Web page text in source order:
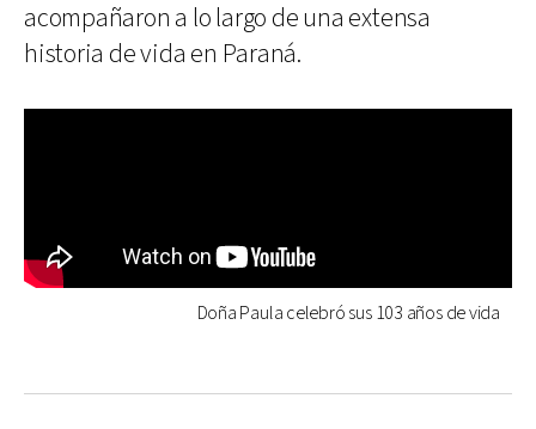
acompañaron a lo largo de una extensa
historia de vida en Paraná.
Doña Paula celebró sus 103 años de vida